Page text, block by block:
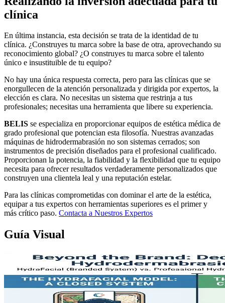
clínica
En última instancia, esta decisión se trata de la identidad de tu
clínica. ¿Construyes tu marca sobre la base de otra, aprovechando su
reconocimiento global? ¿O construyes tu marca sobre el talento
único e insustituible de tu equipo?
No hay una única respuesta correcta, pero para las clínicas que se
enorgullecen de la atención personalizada y dirigida por expertos, la
elección es clara. No necesitas un sistema que restrinja a tus
profesionales; necesitas una herramienta que libere su experiencia.
BELIS se especializa en proporcionar equipos de estética médica de
grado profesional que potencian esta filosofía. Nuestras avanzadas
máquinas de hidrodermabrasión no son sistemas cerrados; son
instrumentos de precisión diseñados para el profesional cualificado.
Proporcionan la potencia, la fiabilidad y la flexibilidad que tu equipo
necesita para ofrecer resultados verdaderamente personalizados que
construyen una clientela leal y una reputación estelar.
Para las clínicas comprometidas con dominar el arte de la estética,
equipar a tus expertos con herramientas superiores es el primer y
más crítico paso. Contacta a Nuestros Expertos
Guía Visual